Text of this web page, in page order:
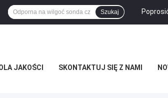
Szukaj
JAKOŚCI SKONTAKTUJ SIĘ Z NAMI